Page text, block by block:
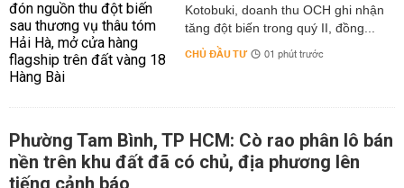
Kotobuki, doanh thu OCH ghi nhận
tăng đột biến trong quý II, đồng...
CHỦ ĐẦU TƯ 01 phút trước
Phường Tam Bình, TP HCM: Cò rao phân lô bán
nền trên khu đất đã có chủ, địa phương lên
tiếng cảnh báo